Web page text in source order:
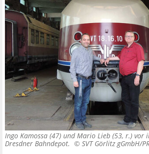
Ingo Kamossa (47) und Mario Lieb (53, r.) vor
Dresdner Bahndepot. © SVT Görlitz gGmbH/